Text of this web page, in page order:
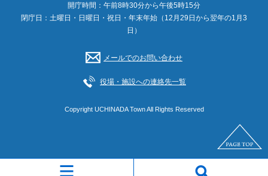
開庁時間：午前8時30分から午後5時15分
閉庁日：土曜日・日曜日・祝日・年末年始（12月29日から翌年の1月3
日）
メールでのお問い合わせ
役場・施設への連絡先一覧
Copyright UCHINADA Town All Rights Reserved